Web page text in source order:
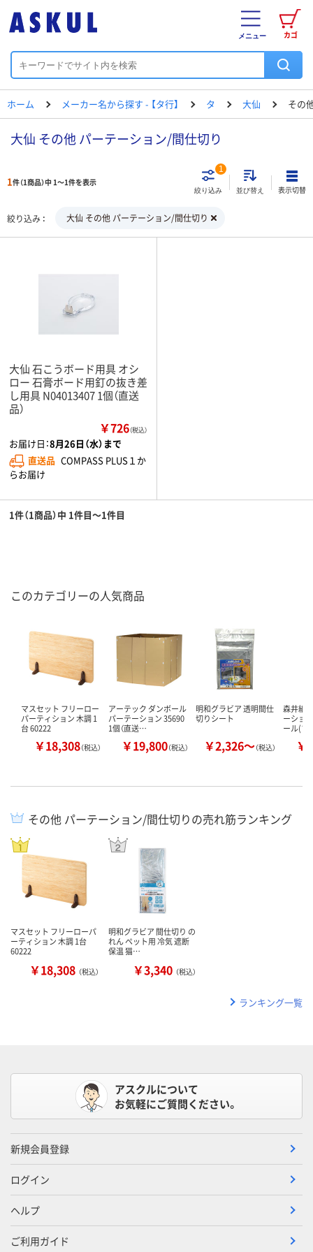
カゴ
メニュー
ホーム メーカー名から探す - 【タ行】 タ 大仙 その
大仙 その他 パーテーション/間仕切り
1件（1商品）中 1～1件を表示
絞り込み
1
並び替え 表示切替
絞り込み 大仙 その他 パーテーション/間仕切り
大仙 石こうボード用具 オシ
ロー 石膏ボード用釘の抜き差
し用具 N04013407 1個（直送
品）
￥726（税込）
お届け日：8月26日（水）まで
直送品 COMPASS PLUS１か
らお届け
1件（1商品）中 1件目～1件目
このカテゴリーの人気商品
マスセット フリーロー
パーティション 木調 1
台 60222
￥18,308（税込）
アーテック ダンボール
パーテーション 35690
1個（直送…
￥19,800（税込）
明和グラビア 透明間仕
切りシート
￥2,326～（税込）
森井紙
ーショ
ール(プ
￥
その他 パーテーション/間仕切りの売れ筋ランキング
マスセット フリーローパ
ーティション 木調 1台
60222
￥18,308 （税込）
明和グラビア 間仕切り の
れん ペット用 冷気 遮断
保温 猫…
￥3,340 （税込）
ランキング一覧
アスクルについて
お気軽にご質問ください。
新規会員登録
ログイン
ヘルプ
ご利用ガイド